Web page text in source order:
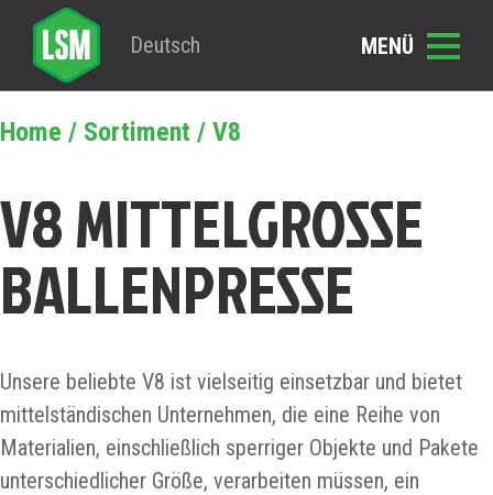
Deutsch
Home / Sortiment / V8
V8 MITTELGROSSE B
ALLENPRESSE
Unsere beliebte V8 ist vielseitig einsetzbar und bietet
mittelständischen Unternehmen, die eine Reihe von
Materialien, einschließlich sperriger Objekte und Pakete
unterschiedlicher Größe, verarbeiten müssen, ein